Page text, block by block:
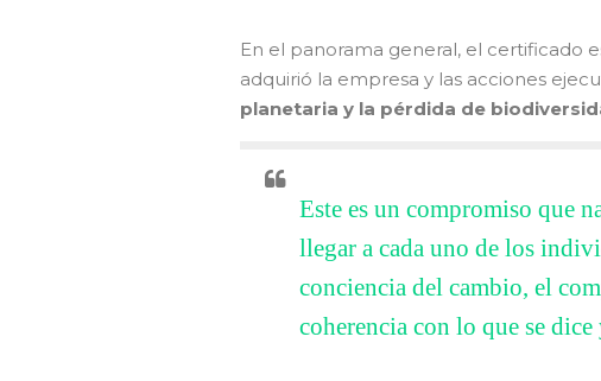
En el panorama general, el certificado
adquirió la empresa y las acciones
planetaria y la pérdida de
Este es un compromiso que
llegar a cada uno de los
conciencia del cambio, el
coherencia con lo que se dice